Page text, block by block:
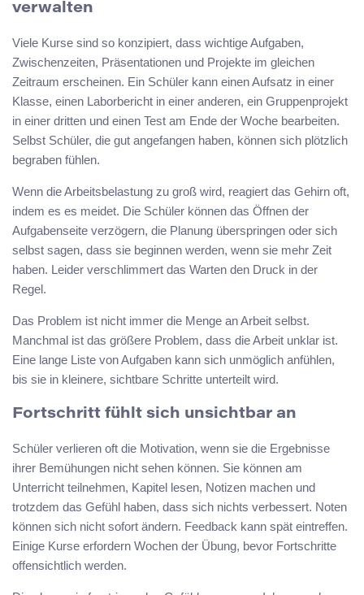
verwalten
Viele Kurse sind so konzipiert, dass wichtige Aufgaben,
Zwischenzeiten, Präsentationen und Projekte im gleichen
Zeitraum erscheinen. Ein Schüler kann einen Aufsatz in einer
Klasse, einen Laborbericht in einer anderen, ein Gruppenprojekt
in einer dritten und einen Test am Ende der Woche bearbeiten.
Selbst Schüler, die gut angefangen haben, können sich plötzlich
begraben fühlen.
Wenn die Arbeitsbelastung zu groß wird, reagiert das Gehirn oft,
indem es es meidet. Die Schüler können das Öffnen der
Aufgabenseite verzögern, die Planung überspringen oder sich
selbst sagen, dass sie beginnen werden, wenn sie mehr Zeit
haben. Leider verschlimmert das Warten den Druck in der
Regel.
Das Problem ist nicht immer die Menge an Arbeit selbst.
Manchmal ist das größere Problem, dass die Arbeit unklar ist.
Eine lange Liste von Aufgaben kann sich unmöglich anfühlen,
bis sie in kleinere, sichtbare Schritte unterteilt wird.
Fortschritt fühlt sich unsichtbar an
Schüler verlieren oft die Motivation, wenn sie die Ergebnisse
ihrer Bemühungen nicht sehen können. Sie können am
Unterricht teilnehmen, Kapitel lesen, Notizen machen und
trotzdem das Gefühl haben, dass sich nichts verbessert. Noten
können sich nicht sofort ändern. Feedback kann spät eintreffen.
Einige Kurse erfordern Wochen der Übung, bevor Fortschritte
offensichtlich werden.